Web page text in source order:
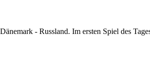
- Russland. Im ersten Spiel des